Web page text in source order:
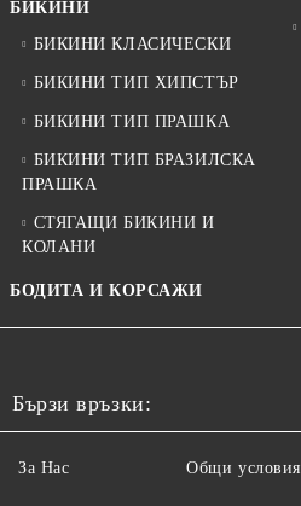
БИКИНИ
БИКИНИ КЛАСИЧЕСКИ
БИКИНИ ТИП ХИПСТЪР
БИКИНИ ТИП ПРАШКА
БИКИНИ ТИП БРАЗИЛСКА
ПРАШКА
СТЯГАЩИ БИКИНИ И
КОЛАНИ
БОДИТА И КОРСАЖИ
Бързи връзки:
За Нас Общи условия